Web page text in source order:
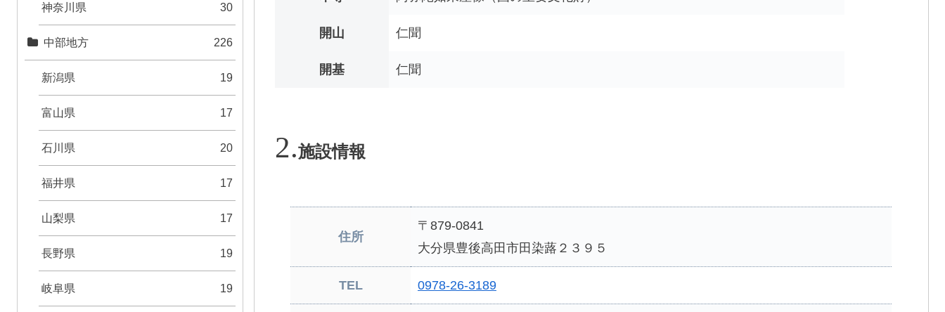
開山 仁聞
開基 仁聞
施設情報
住所
〒879-0841
大分県豊後高田市田染蕗２３９５
TEL 0978-26-3189
神奈川県 30
中部地方 226
新潟県 19
富山県 17
石川県 20
福井県 17
山梨県 17
長野県 19
岐阜県 19